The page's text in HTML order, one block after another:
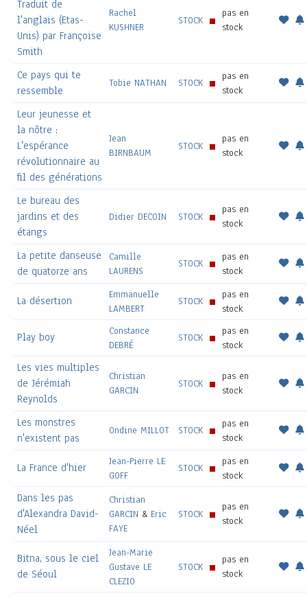
Traduit de
l'anglais (Etas-
Unis) par Françoise
Smith
Rachel
KUSHNER
STOCK
pas en
stock
Ce pays qui te
ressemble
Tobie NATHAN STOCK
pas en
stock
Leur jeunesse et
la nôtre :
L'espérance
révolutionnaire au
fil des générations
Jean
BIRNBAUM
STOCK
pas en
stock
Le bureau des
jardins et des
étangs
Didier DECOIN STOCK
pas en
stock
La petite danseuse
de quatorze ans
Camille
LAURENS
STOCK
pas en
stock
La désertion
Emmanuelle
LAMBERT
STOCK
pas en
stock
Play boy
Constance
DEBRÉ
STOCK
pas en
stock
Les vies multiples
de Jérémiah
Reynolds
Christian
GARCIN
STOCK
pas en
stock
Les monstres
n'existent pas
Ondine MILLOT STOCK
pas en
stock
La France d'hier
Jean-Pierre LE
GOFF
STOCK
pas en
stock
Dans les pas
d'Alexandra David-
Néel
Christian
GARCIN & Eric
FAYE
STOCK
pas en
stock
Bitna, sous le ciel
de Séoul
Jean-Marie
Gustave LE
CLEZIO
STOCK
pas en
stock